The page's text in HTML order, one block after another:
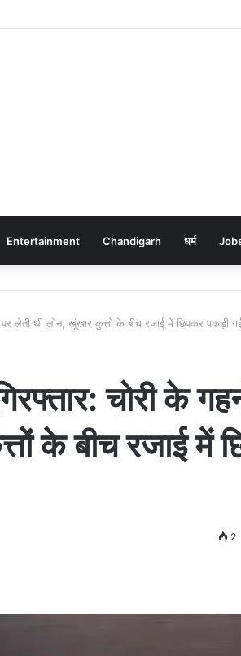
Entertainment Chandigarh धर्म
पर लेती थी लोन, खूंखार कुत्तों के बीच रजाई में छिपकर पकड़ी
चोरी के
के बीच रजाई में
2